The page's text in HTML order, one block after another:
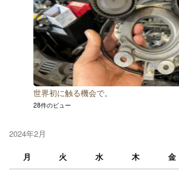
世界初に触る機会で。
28件のビュー
2024年2月
月
火 水 木 金